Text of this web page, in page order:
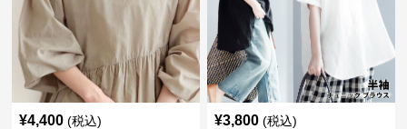
¥4,400 (税込) ¥3,800 (税込)